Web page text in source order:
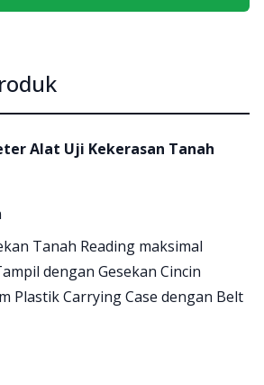
Alat Uji Kekerasan Tanah
Tanah Reading maksimal
dengan Gesekan Cincin
Plastik Carrying Case dengan Belt